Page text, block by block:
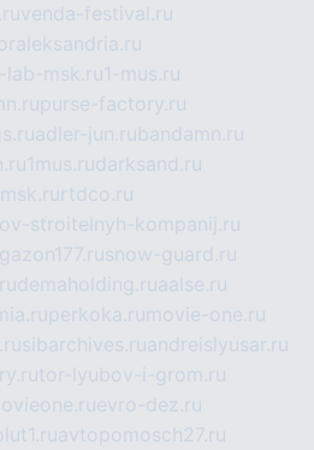
venda-festival.ru
lab-msk.ru1-mus.ru
purse-factory.ru
adler-jun.rubandamn.ru
1mus.rudarksand.ru
rtdco.ru
stroitelnyh-kompanij.ru
snow-guard.ru
demaholding.ruaalse.ru
perkoka.ru movie-one.ru
sibarchives.ruandreislyusar.ru
tor-lyubov-i-grom.ru
evro-dez.ru
avtopomosch27.ru